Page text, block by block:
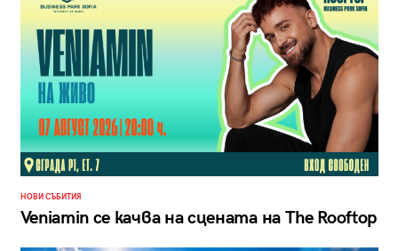
НОВИ СЪБИТИЯ
Veniamin се качва на сцената на The Rooftop